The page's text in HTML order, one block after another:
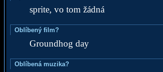
sprite, vo tom žádná
Oblíbený film?
Groundhog day
Oblíbená muzika?